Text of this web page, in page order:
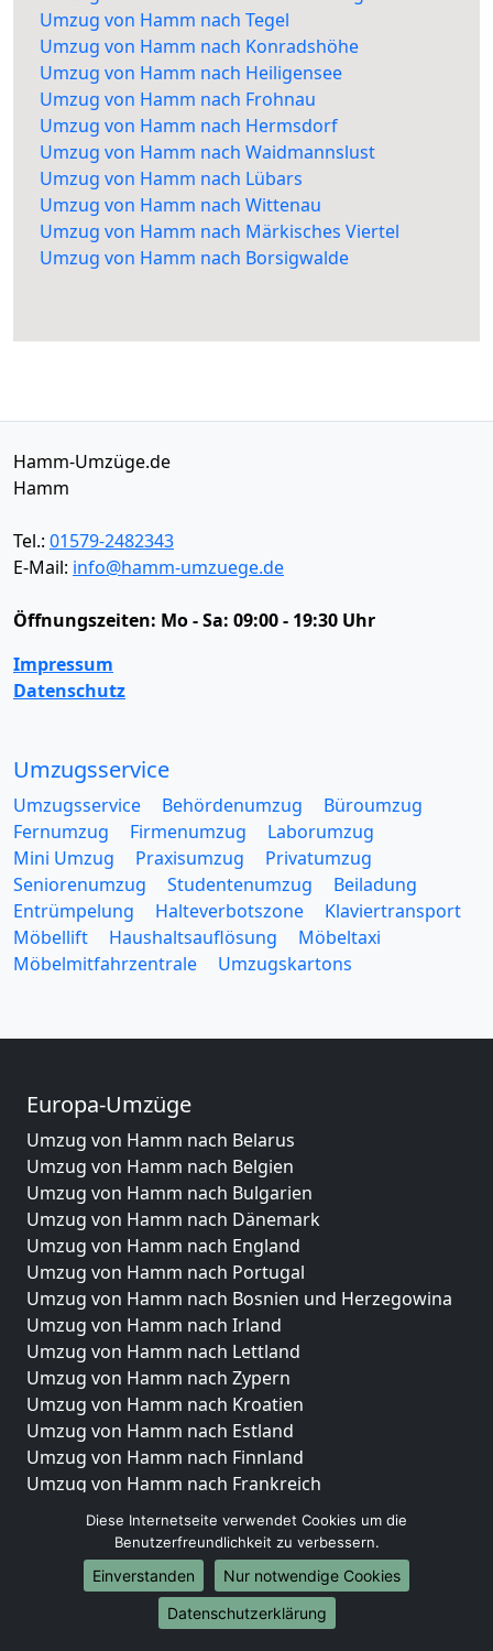
Umzug von Hamm nach Tegel
Umzug von Hamm nach Konradshöhe
Umzug von Hamm nach Heiligensee
Umzug von Hamm nach Frohnau
Umzug von Hamm nach Hermsdorf
Umzug von Hamm nach Waidmannslust
Umzug von Hamm nach Lübars
Umzug von Hamm nach Wittenau
Umzug von Hamm nach Märkisches Viertel
Umzug von Hamm nach Borsigwalde
Hamm-Umzüge.de
Hamm
Tel.: 01579-2482343
E-Mail: info@hamm-umzuege.de
Öffnungszeiten: Mo - Sa: 09:00 - 19:30 Uhr
Impressum
Datenschutz
Umzugsservice
Umzugsservice Behördenumzug
Büroumzug
Fernumzug
Firmenumzug
Laborumzug
Mini Umzug
Praxisumzug
Privatumzug
Seniorenumzug
Studentenumzug
Beiladung
Entrümpelung
Halteverbotszone
Klaviertransport
Möbellift
Haushaltsauflösung
Möbeltaxi
Möbelmitfahrzentrale
Umzugskartons
Europa-Umzüge
Umzug von Hamm nach Belarus
Umzug von Hamm nach Belgien
Umzug von Hamm nach Bulgarien
Umzug von Hamm nach Dänemark
Umzug von Hamm nach England
Umzug von Hamm nach Portugal
Umzug von Hamm nach Bosnien und Herzegowina
Umzug von Hamm nach Irland
Umzug von Hamm nach Lettland
Umzug von Hamm nach Zypern
Umzug von Hamm nach Kroatien
Umzug von Hamm nach Estland
Umzug von Hamm nach Finnland
Umzug von Hamm nach Frankreich
Umzug von Hamm nach Griechenland
Umzug von Hamm nach Italien
Umzug von Hamm nach Liechtenstein
Umzug von Hamm nach Luxemburg
Umzug von Hamm nach Niederlande
Diese Internetseite verwendet Cookies um die
Benutzerfreundlichkeit zu verbessern.
Einverstanden
Nur notwendige Cookies
Datenschutzerklärung